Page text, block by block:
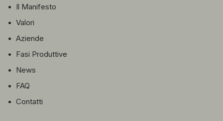
• Il Manifesto
• Valori
• Aziende
• Fasi Produttive
• News
• FAQ
• Contatti